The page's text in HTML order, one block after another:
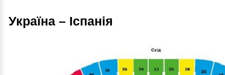
Україна – Іспанія